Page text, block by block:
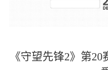
《守望先锋2》第